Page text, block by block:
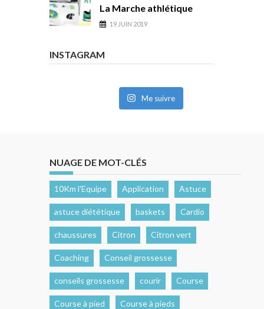
La Marche athlétique
19 JUIN 2019
INSTAGRAM
Me suivre
NUAGE DE MOT-CLÉS
10Km l'Equipe Application Astuce
astuce diététique baskets Cardio
chaussures Citron Citron vert
Coaching Conseil grossesse
conseils grossesse courir Course
Course à pied Course à pieds